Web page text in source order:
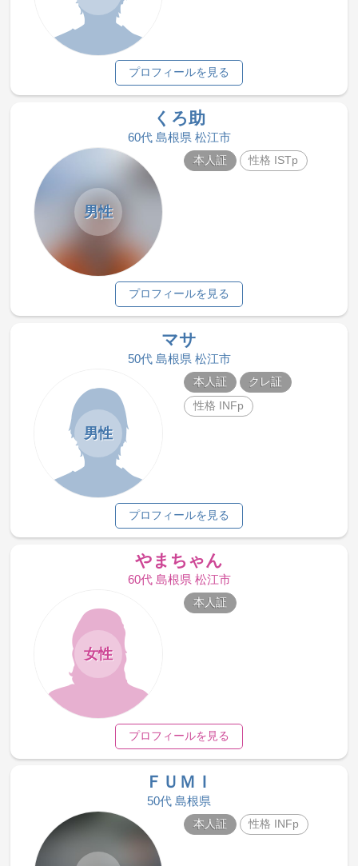
プロフィールを見る
くろ助
60代 島根県 松江市
男性
本人証 性格 ISTp
プロフィールを見る
マサ
50代 島根県 松江市
男性
本人証
クレ証
性格 INFp
プロフィールを見る
やまちゃん
60代 島根県 松江市
女性
本人証
プロフィールを見る
ＦＵＭＩ
50代 島根県
本人証 性格 INFp